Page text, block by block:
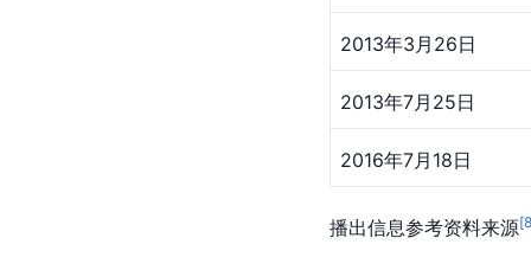
2013年3月26日
2013年7月25日
2016年7月18日
播出信息参考资料来源[